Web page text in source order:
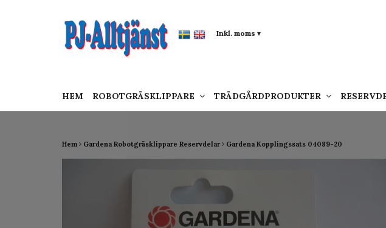
Hem Gardena Robotgräsklippare Reservdelar Gardena Kopplingssats 04089-20
Inkl. moms ▾
HEM ROBOTGRÄSKLIPPARE TRÄDGÅRDPRODUKTER